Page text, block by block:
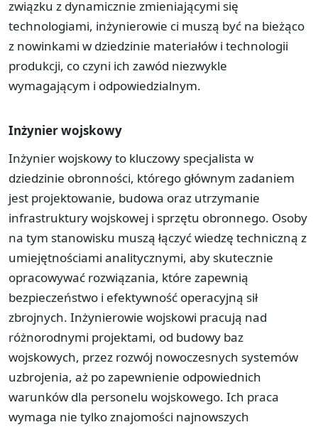
związku z dynamicznie zmieniającymi się
technologiami, inżynierowie ci muszą być na bieżąco
z nowinkami w dziedzinie materiałów i technologii
produkcji, co czyni ich zawód niezwykle
wymagającym i odpowiedzialnym.
Inżynier wojskowy
Inżynier wojskowy to kluczowy specjalista w
dziedzinie obronności, którego głównym zadaniem
jest projektowanie, budowa oraz utrzymanie
infrastruktury wojskowej i sprzętu obronnego. Osoby
na tym stanowisku muszą łączyć wiedzę techniczną z
umiejętnościami analitycznymi, aby skutecznie
opracowywać rozwiązania, które zapewnią
bezpieczeństwo i efektywność operacyjną sił
zbrojnych. Inżynierowie wojskowi pracują nad
różnorodnymi projektami, od budowy baz
wojskowych, przez rozwój nowoczesnych systemów
uzbrojenia, aż po zapewnienie odpowiednich
warunków dla personelu wojskowego. Ich praca
wymaga nie tylko znajomości najnowszych